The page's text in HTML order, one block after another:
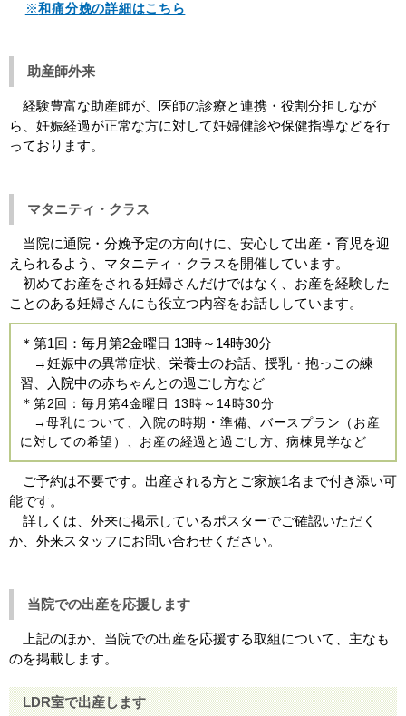
※和痛分娩の詳細はこちら
助産師外来
経験豊富な助産師が、医師の診療と連携・役割分担しなが
ら、妊娠経過が正常な方に対して妊婦健診や保健指導などを行
っております。
マタニティ・クラス
当院に通院・分娩予定の方向けに、安心して出産・育児を迎
えられるよう、マタニティ・クラスを開催しています。
初めてお産をされる妊婦さんだけではなく、お産を経験した
ことのある妊婦さんにも役立つ内容をお話ししています。
＊第1回：毎月第2金曜日 13時～14時30分
→妊娠中の異常症状、栄養士のお話、授乳・抱っこの練
習、入院中の赤ちゃんとの過ごし方など
＊ 第2回：毎月第4金曜日 13時～14時30分
→母乳について、入院の時期・準備、バースプラン（お産
に対しての希望）、お産の経過と過ごし方、病棟見学など
ご予約は不要です。出産される方とご家族1名まで付き添い可
能です。
詳しくは、外来に掲示しているポスターでご確認いただく
か、外来スタッフにお問い合わせください。
当院での出産を応援します
上記のほか、当院での出産を応援する取組について、主なも
のを掲載します。
LDR室で出産します